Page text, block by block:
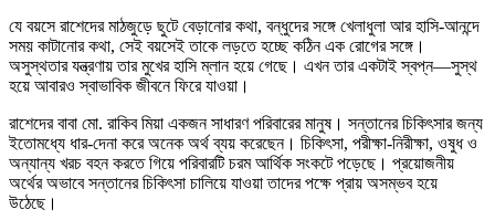
যে বয়সে রাশেদের মাঠজুড়ে ছুটে বেড়ানোর কথা, বন্ধুদের সঙ্গে খেলাধুলা আর হাসি-আনন্দে
সময় কাটানোর কথা, সেই বয়সেই তাকে লড়তে হচ্ছে কঠিন এক রোগের সঙ্গে।
অসুস্থতার যন্ত্রণায় তার মুখের হাসি ম্লান হয়ে গেছে। এখন তার একটাই স্বপ্ন—সুস্থ
হয়ে আবারও স্বাভাবিক জীবনে ফিরে যাওয়া।
রাশেদের বাবা মো. রাকিব মিয়া একজন সাধারণ পরিবারের মানুষ। সন্তানের চিকিৎসার জন্য
ইতোমধ্যে ধার-দেনা করে অনেক অর্থ ব্যয় করেছেন। চিকিৎসা, পরীক্ষা-নিরীক্ষা, ওষুধ ও
অন্যান্য খরচ বহন করতে গিয়ে পরিবারটি চরম আর্থিক সংকটে পড়েছে। প্রয়োজনীয়
অর্থের অভাবে সন্তানের চিকিৎসা চালিয়ে যাওয়া তাদের পক্ষে প্রায় অসম্ভব হয়ে
উঠেছে।